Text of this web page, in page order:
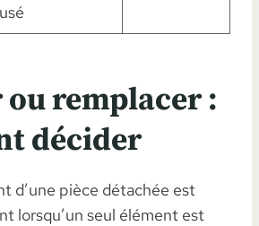
usé
ou remplacer :
décider
d’une pièce détachée est
lorsqu’un seul élément est